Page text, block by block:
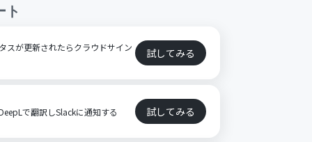
ト
スが更新されたらクラウドサイン 試してみる
で翻訳しSlackに通知する 試してみる